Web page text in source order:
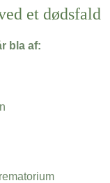
et dødsfald
bla af: